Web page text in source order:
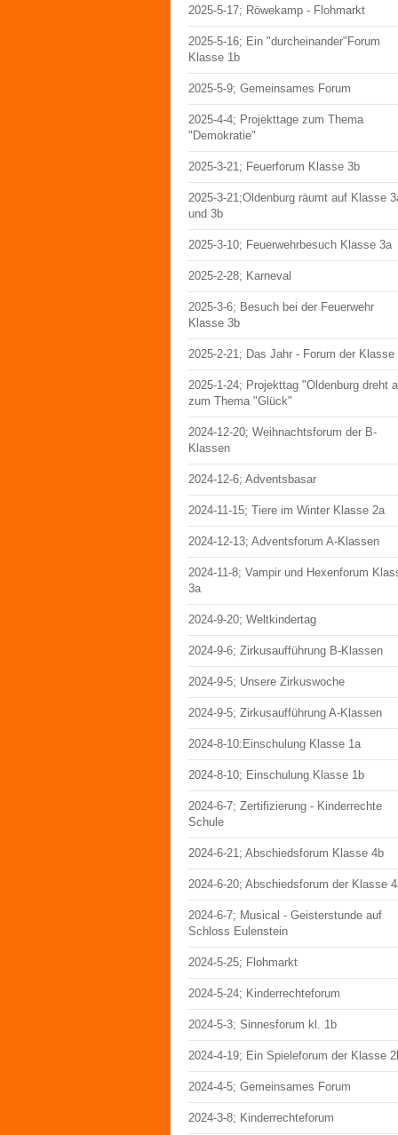
2025-5-17; Röwekamp - Flohmarkt
2025-5-16; Ein "durcheinander"Forum
Klasse 1b
2025-5-9; Gemeinsames Forum
2025-4-4; Projekttage zum Thema
"Demokratie"
2025-3-21; Feuerforum Klasse 3b
2025-3-21;Oldenburg räumt auf Klasse
und 3b
2025-3-10; Feuerwehrbesuch Klasse 3a
2025-2-28; Karneval
2025-3-6; Besuch bei der Feuerwehr
Klasse 3b
2025-2-21; Das Jahr - Forum der Klasse
2025-1-24; Projekttag "Oldenburg dreht
zum Thema "Glück"
2024-12-20; Weihnachtsforum der B-
Klassen
2024-12-6; Adventsbasar
2024-11-15; Tiere im Winter Klasse 2a
2024-12-13; Adventsforum A-Klassen
2024-11-8; Vampir und Hexenforum
3a
2024-9-20; Weltkindertag
2024-9-6; Zirkusaufführung B-Klassen
2024-9-5; Unsere Zirkuswoche
2024-9-5; Zirkusaufführung A-Klassen
2024-8-10:Einschulung Klasse 1a
2024-8-10; Einschulung Klasse 1b
2024-6-7; Zertifizierung - Kinderrechte
Schule
2024-6-21; Abschiedsforum Klasse 4b
2024-6-20; Abschiedsforum der Klasse
2024-6-7; Musical - Geisterstunde auf
Schloss Eulenstein
2024-5-25; Flohmarkt
2024-5-24; Kinderrechteforum
2024-5-3; Sinnesforum kl. 1b
2024-4-19; Ein Spieleforum der Klasse
2024-4-5; Gemeinsames Forum
2024-3-8; Kinderrechteforum